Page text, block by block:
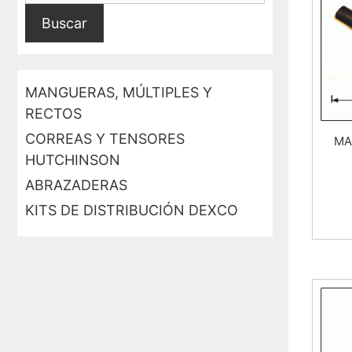
Buscar
MANGUERAS, MÚLTIPLES Y
RECTOS
CORREAS Y TENSORES
HUTCHINSON
ABRAZADERAS
KITS DE DISTRIBUCIÓN DEXCO